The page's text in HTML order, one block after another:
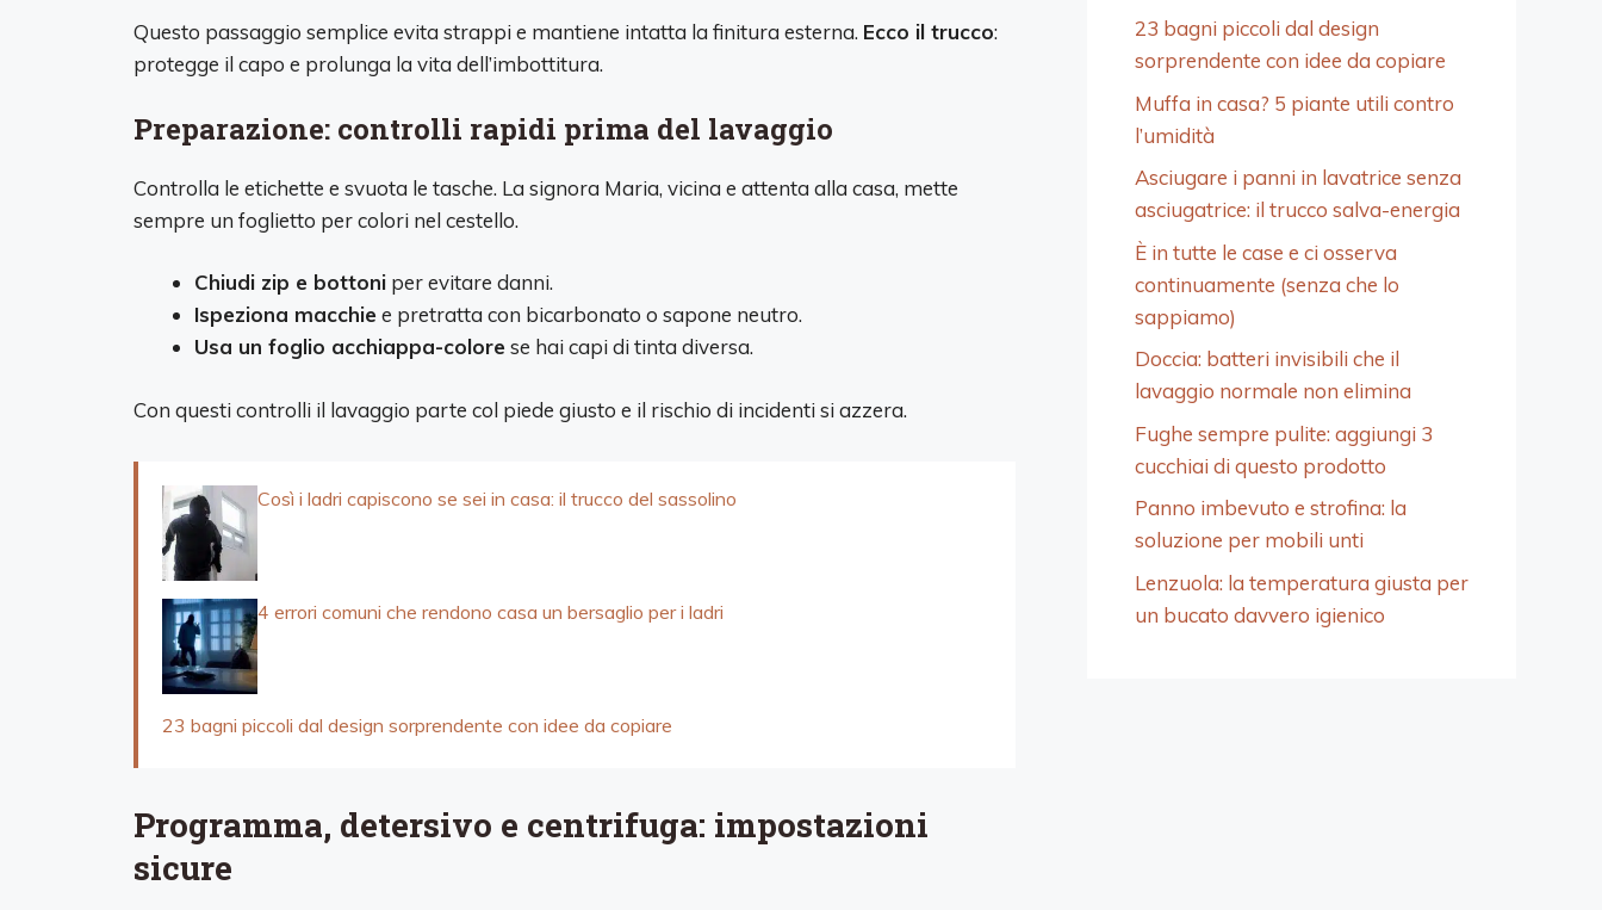
Questo passaggio semplice evita strappi e mantiene intatta la finitura esterna. Ecco il trucco:
protegge il capo e prolunga la vita dell’imbottitura.
Preparazione: controlli rapidi prima del lavaggio
Controlla le etichette e svuota le tasche. La signora Maria, vicina e attenta alla casa, mette
sempre un foglietto per colori nel cestello.
Chiudi zip e bottoni per evitare danni.
Ispeziona macchie e pretratta con bicarbonato o sapone neutro.
Usa un foglio acchiappa-colore se hai capi di tinta diversa.
Con questi controlli il lavaggio parte col piede giusto e il rischio di incidenti si azzera.
Così i ladri capiscono se sei in casa: il trucco del sassolino
4 errori comuni che rendono casa un bersaglio per i ladri
23 bagni piccoli dal design sorprendente con idee da copiare
Programma, detersivo e centrifuga: impostazioni
sicure
23 bagni piccoli dal design
sorprendente con idee da copiare
Muffa in casa? 5 piante utili contro
l’umidità
Asciugare i panni in lavatrice senza
asciugatrice: il trucco salva-energia
È in tutte le case e ci osserva
continuamente (senza che lo
sappiamo)
Doccia: batteri invisibili che il
lavaggio normale non elimina
Fughe sempre pulite: aggiungi 3
cucchiai di questo prodotto
Panno imbevuto e strofina: la
soluzione per mobili unti
Lenzuola: la temperatura giusta per
un bucato davvero igienico